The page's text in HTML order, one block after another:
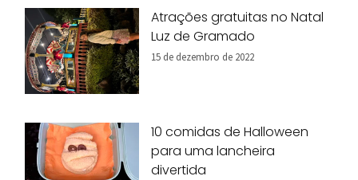
Atrações gratuitas no Natal
Luz de Gramado
15 de dezembro de 2022
10 comidas de Halloween
para uma lancheira
divertida